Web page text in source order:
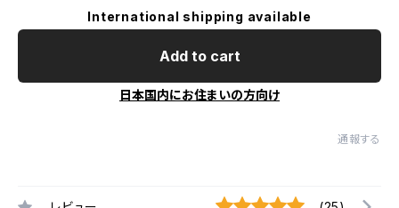
International shipping available
Add to cart
日本国内にお住まいの方向け
通報する